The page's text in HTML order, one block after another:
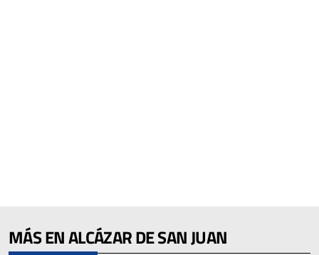
MÁS EN ALCÁZAR DE SAN JUAN